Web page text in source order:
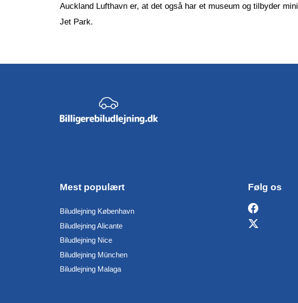
Auckland Lufthavn er, at det også har et museum og tilbyder
Jet Park.
Mest populært
Biludlejning København
Biludlejning Alicante
Biludlejning Nice
Biludlejning München
Biludlejning Malaga
Følg os